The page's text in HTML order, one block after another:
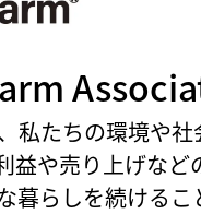
私たちの環境や
益や売り上げなど
暮らしを続ける